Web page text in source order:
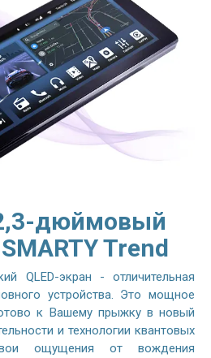
дюймовый
Trend
QLED-экран - отличительная
устройства. Это мощное
к Вашему прыжку в новый
и технологии квантовых
ощущения от вождения